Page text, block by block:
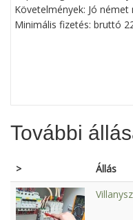
Követelmények: Jó
Minimális fizetés: bruttó
További
> Állás